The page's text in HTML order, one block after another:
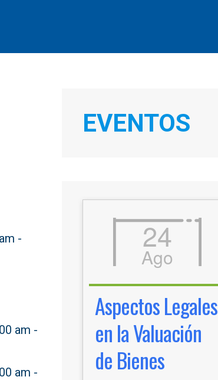
-
am -
am -
EVENTOS
24
Ago
Aspectos Legales
en la Valuación
de Bienes